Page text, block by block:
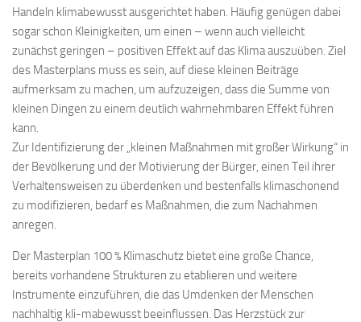
Handeln klimabewusst ausgerichtet haben. Häufig genügen dabei
sogar schon Kleinigkeiten, um einen – wenn auch vielleicht
zunächst geringen – positiven Effekt auf das Klima auszuüben. Ziel
des Masterplans muss es sein, auf diese kleinen Beiträge
aufmerksam zu machen, um aufzuzeigen, dass die Summe von
kleinen Dingen zu einem deutlich wahrnehmbaren Effekt führen
kann.
Zur Identifizierung der „kleinen Maßnahmen mit großer Wirkung“ in
der Bevölkerung und der Motivierung der Bürger, einen Teil ihrer
Verhaltensweisen zu überdenken und bestenfalls klimaschonend
zu modifizieren, bedarf es Maßnahmen, die zum Nachahmen
anregen.
Der Masterplan 100 % Klimaschutz bietet eine große Chance,
bereits vorhandene Strukturen zu etablieren und weitere
Instrumente einzuführen, die das Umdenken der Menschen
nachhaltig kli-mabewusst beeinflussen. Das Herzstück zur